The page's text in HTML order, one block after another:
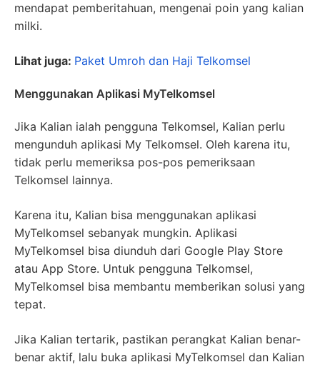
mendapat pemberitahuan, mengenai poin yang kalian
milki.
Lihat juga: Paket Umroh dan Haji Telkomsel
Menggunakan Aplikasi MyTelkomsel
Jika Kalian ialah pengguna Telkomsel, Kalian perlu
mengunduh aplikasi My Telkomsel. Oleh karena itu,
tidak perlu memeriksa pos-pos pemeriksaan
Telkomsel lainnya.
Karena itu, Kalian bisa menggunakan aplikasi
MyTelkomsel sebanyak mungkin. Aplikasi
MyTelkomsel bisa diunduh dari Google Play Store
atau App Store. Untuk pengguna Telkomsel,
MyTelkomsel bisa membantu memberikan solusi yang
tepat.
Jika Kalian tertarik, pastikan perangkat Kalian benar-
benar aktif, lalu buka aplikasi MyTelkomsel dan Kalian